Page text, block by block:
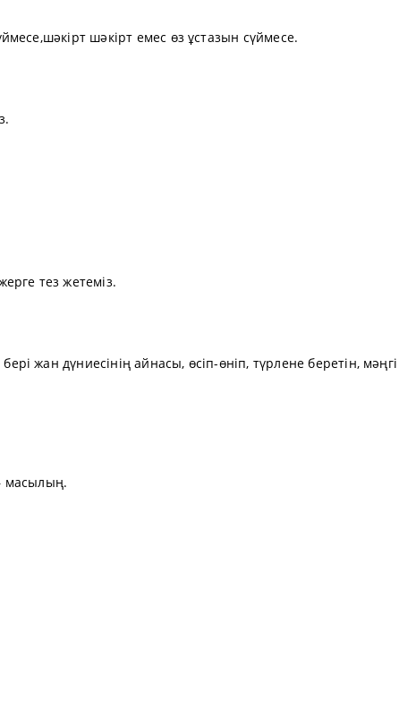
шәкiрт емес өз ұстазын сүймесе.
тез жетемiз.
жан дүниесінің айнасы, өсіп-өніп, түрлене беретін, мәңгі
масылың.